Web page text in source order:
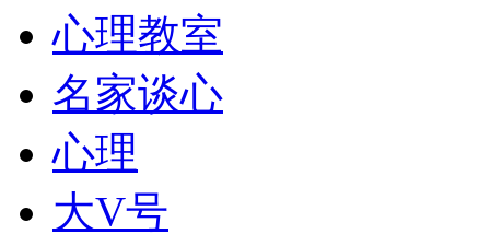
心理教室
名家谈心
心理
大V号